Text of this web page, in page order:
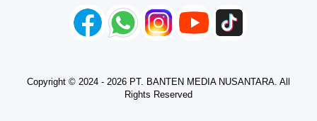
Copyright © 2024 - 2026 PT. BANTEN MEDIA NUSANTARA. All
Rights Reserved